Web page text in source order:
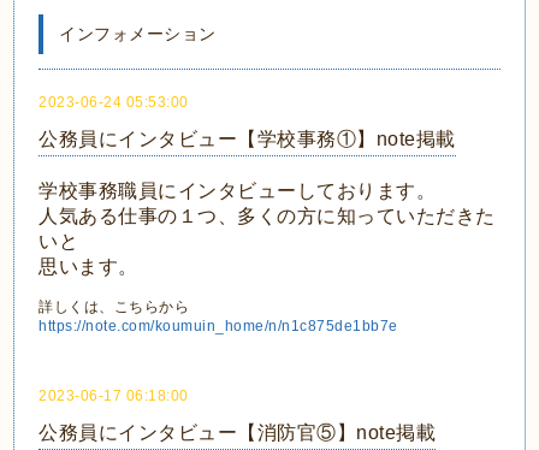
インフォメーション
2023-06-24 05:53:00
公務員にインタビュー【学校事務①】note掲載
学校事務職員にインタビューしております。
人気ある仕事の１つ、多くの方に知っていただきた
いと
思います。
詳しくは、こちらから
https://note.com/koumuin_home/n/n1c875de1bb7e
2023-06-17 06:18:00
公務員にインタビュー【消防官⑤】note掲載